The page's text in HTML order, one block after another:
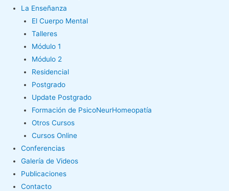
La Enseñanza
El Cuerpo Mental
Talleres
Módulo 1
Módulo 2
Residencial
Postgrado
Update Postgrado
Formación de PsicoNeurHomeopatía
Otros Cursos
Cursos Online
Conferencias
Galería de Videos
Publicaciones
Contacto